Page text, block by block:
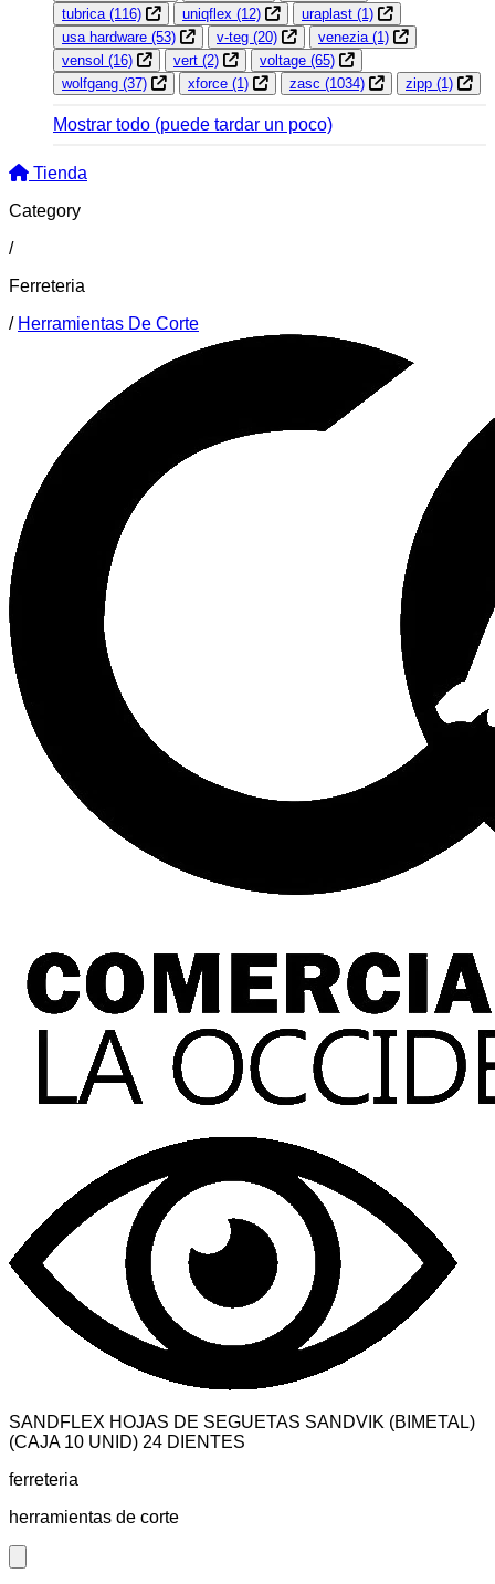
tubrica (116) uniqflex (12) uraplast (1)
usa hardware (53) v-teg (20) venezia (1)
vensol (16) vert (2) voltage (65)
wolfgang (37) xforce (1) zasc (1034) zipp (1)
Mostrar todo (puede tardar un poco)
Tienda
Category
/
Ferreteria
/ Herramientas De Corte
SANDFLEX HOJAS DE SEGUETAS SANDVIK (BIMETAL)
(CAJA 10 UNID) 24 DIENTES
ferreteria
herramientas de corte
Close modal